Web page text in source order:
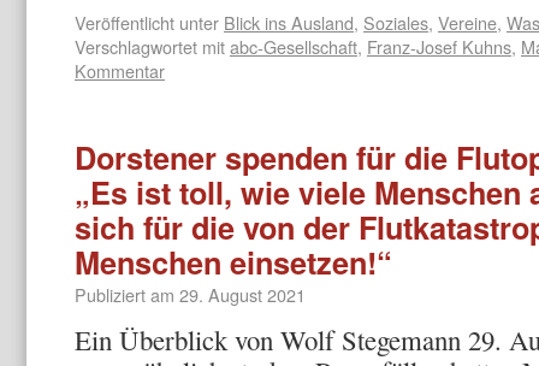
Veröffentlicht unter Blick ins Ausland, Soziales, Vereine,
Verschlagwortet mitabc-Gesellschaft, Franz-Josef Kuhns,
Kommentar
Dorstener spenden für die
„Es ist toll, wie viele Menschen
sich für die von der
Menschen einsetzen!“
Publiziert am 29. August 2021
Ein Überblick von Wolf Stegemann 29.